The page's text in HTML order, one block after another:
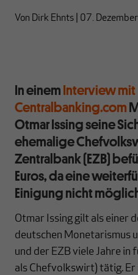
Von Dirk Ehnts 07.
In einemInterview mit
Centralbanking.com
Otmar Issing seine
ehemalige
Zentralbank (EZB)
Euros, da eine
Einigung nicht
Otmar Issing gilt als einer
deutschen Monetarismus
und der EZB viele Jahre in
als Chefvolkswirt) tätig. Er